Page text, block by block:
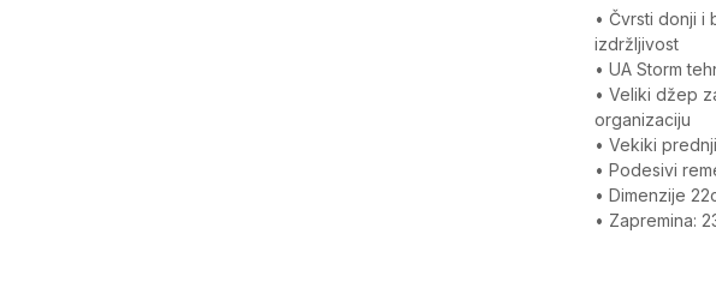
• Čvrsti donji i
izdržljivost
• UA Storm
• Veliki džep
organizaciju
• Vekiki
• Podesivi
• Dimenzije
• Zapremina: